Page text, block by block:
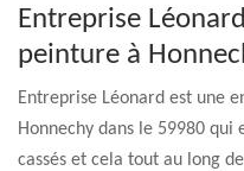
Entreprise
peinture à
Entreprise Léonard est une
Honnechy dans le 59980
cassés et cela tout au long